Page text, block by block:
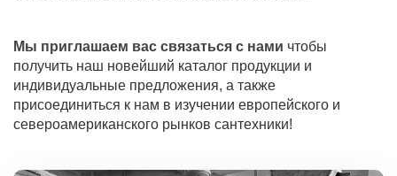
Мы приглашаем вас связаться с нами чтобы
получить наш новейший каталог продукции и
индивидуальные предложения, а также
присоединиться к нам в изучении европейского и
североамериканского рынков сантехники!